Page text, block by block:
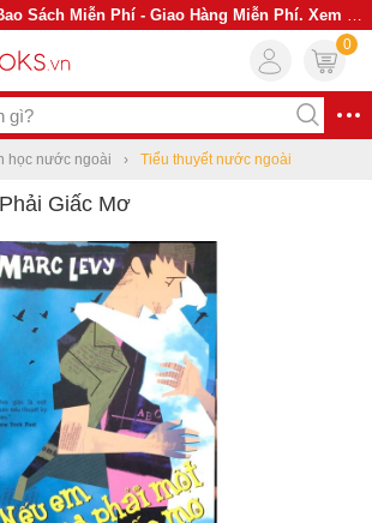
Sách Miễn Phí - Giao Hàng Miễn Phí. Xem Ngay
0
học nước ngoài Tiểu thuyết nước ngoài
Giấc Mơ